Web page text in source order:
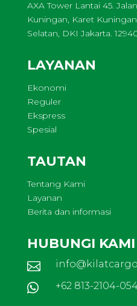
AXA Tower Lantai 45.
Kuningan, Karet
Selatan, DKI Jakarta.
LAYANAN
Ekonomi
Reguler
Ekspress
Spesial
TAUTAN
Tentang Kami
Layanan
Berita dan informasi
HUBUNGI KAMI

 +62 813-2104-